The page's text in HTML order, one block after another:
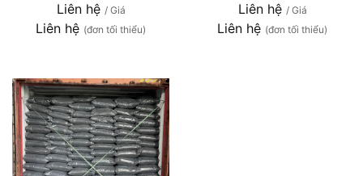
Liên hệ / Giá
Liên hệ (đơn tối thiểu)
Liên hệ / Giá
Liên hệ (đơn tối thiểu)